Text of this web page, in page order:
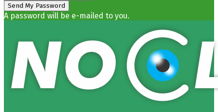
A password will be e-mailed to you.